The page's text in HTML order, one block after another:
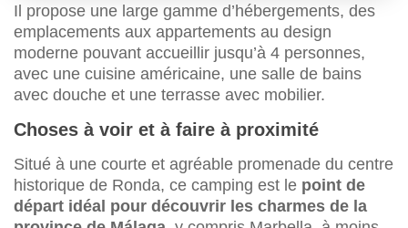
Il propose une large gamme d’hébergements, des
emplacements aux appartements au design
moderne pouvant accueillir jusqu’à 4 personnes,
avec une cuisine américaine, une salle de bains
avec douche et une terrasse avec mobilier.
Choses à voir et à faire à proximité
Situé à une courte et agréable promenade du centre
historique de Ronda, ce camping est le point de
départ idéal pour découvrir les charmes de la